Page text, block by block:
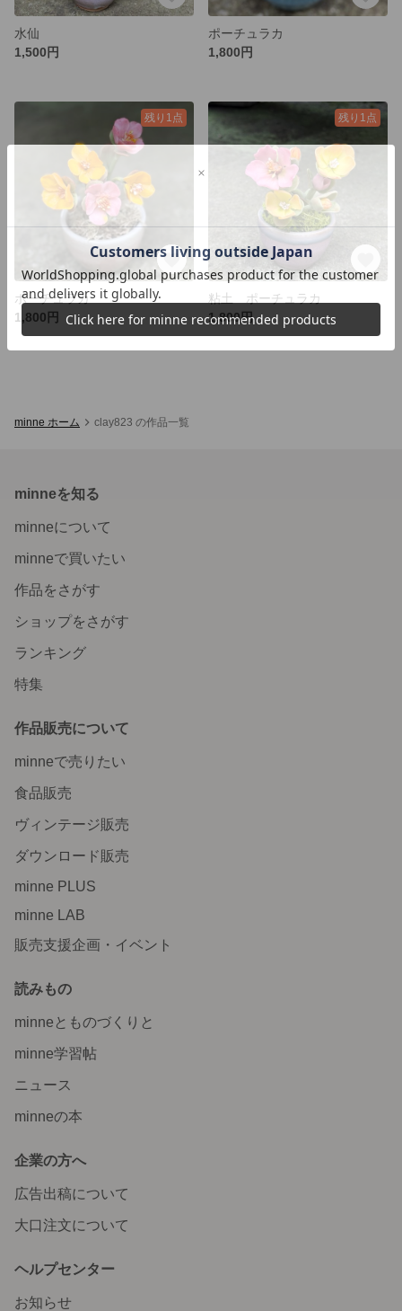
水仙
1,500円
ポーチュラカ
1,800円
残り1点
ポーチュラカ
1,800円
残り1点
粘土 ポーチュラカ
1,800円
minne ホーム clay823 の作品一覧
minneを知る
minneについて
minneで買いたい
作品をさがす
ショップをさがす
ランキング
特集
作品販売について
minneで売りたい
食品販売
ヴィンテージ販売
ダウンロード販売
minne PLUS
minne LAB
販売支援企画・イベント
読みもの
minneとものづくりと
minne学習帖
ニュース
minneの本
企業の方へ
広告出稿について
大口注文について
ヘルプセンター
お知らせ